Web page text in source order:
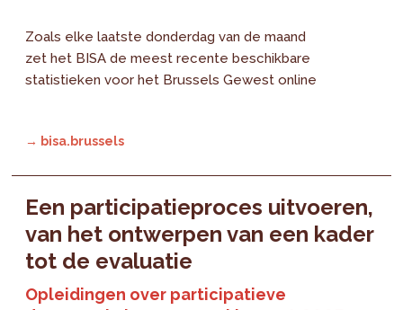
Zoals elke laatste donderdag van de maand
zet het BISA de meest recente beschikbare
statistieken voor het Brussels Gewest online
→ bisa.brussels
Een participatieproces uitvoeren,
van het ontwerpen van een kader
tot de evaluatie
Opleidingen over participatieve